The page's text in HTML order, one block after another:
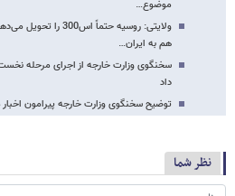
موضوع…
هم به ایران…
داد
توضیح سخنگوی وزارت خارجه پیرامون اخبار
نظر شما